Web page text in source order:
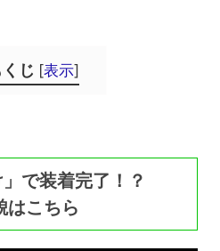
くじ [表示]
」で装着完了！？
こちら